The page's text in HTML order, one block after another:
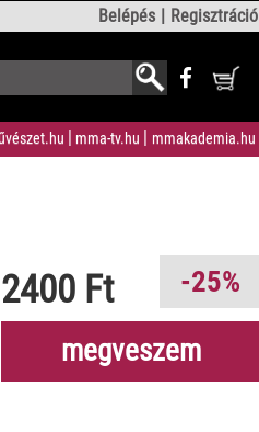
Belépés Regisztráció
mma-tv.hu mmakademia.hu
2400 Ft
-25%
megveszem